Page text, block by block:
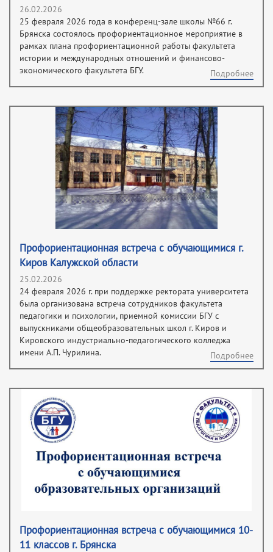
26.02.2026
25 февраля 2026 года в конференц-зале школы №66 г.
Брянска состоялось профориентационное мероприятие в
рамках плана профориентационной работы факультета
истории и международных отношений и финансово-
экономического факультета БГУ.
Подробнее
Профориентационная встреча с обучающимися г.
Киров Калужской области
25.02.2026
24 февраля 2026 г. при поддержке ректората университета
была организована встреча сотрудников факультета
педагогики и психологии, приемной комиссии БГУ с
выпускниками общеобразовательных школ г. Киров и
Кировского индустриально-педагогического колледжа
имени А.П. Чурилина.
Подробнее
Профориентационная встреча с обучающимися 10-
11 классов г. Брянска